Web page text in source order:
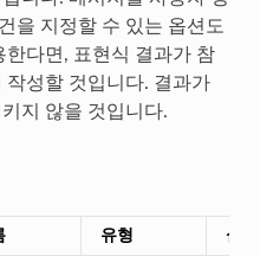
을 지정할 수 있는 옵션도
다면, 표현식 결과가 참
성할 것입니다. 결과가
지 않을 것입니다.
유형 설명